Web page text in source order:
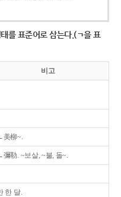
를 표준어로 삼는다.(ㄱ을 표
비고
美柳~.
彌勒. ~보살, ~불, 돌~.
한 달.